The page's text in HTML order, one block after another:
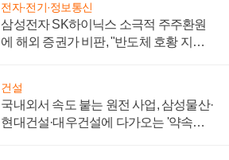
전자·전기·정보통신
삼성전자 SK하이닉스 소극적 주주환원
에 해외 증권가 비판, "반도체 호황 지속
건설
국내외서 속도 붙는 원전 사업, 삼성물산·
현대건설·대우건설에 다가오는 '약속의